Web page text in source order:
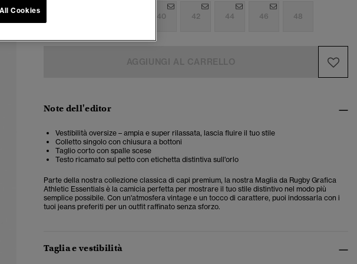
40 42 44 46 48
Note dell'editor
Vestibilità oversize – ampia e super rilassata, lascia fluire il tuo stile
Colletto singolo con chiusura a bottoni
Taglio corto con spalle scese
Testo ricamato sul petto con etichetta distintiva sull'orlo
Parte della nostra collezione classica di capi premium, la nostra Maglia da Rugby Grafica
Athletic Essentials è la camicia perfetta per mostrare il tuo stile distintivo nel modo più
semplice possibile. Con un'atmosfera vintage e un tocco di carattere, puoi indossarla con i
tuoi jeans preferiti per un outfit raffinato senza sforzo.
Taglia e vestibilità
Cookies